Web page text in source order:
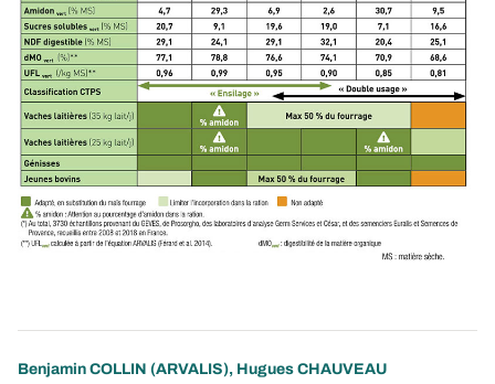
Benjamin COLLIN (ARVALIS), Hugues CHAUVEAU